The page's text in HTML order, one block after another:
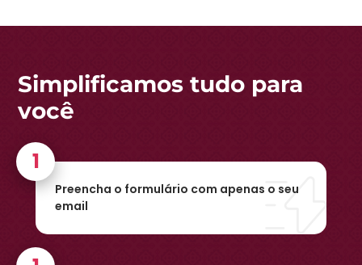
Simplificamos tudo para
você
Preencha o formulário com apenas o seu
email